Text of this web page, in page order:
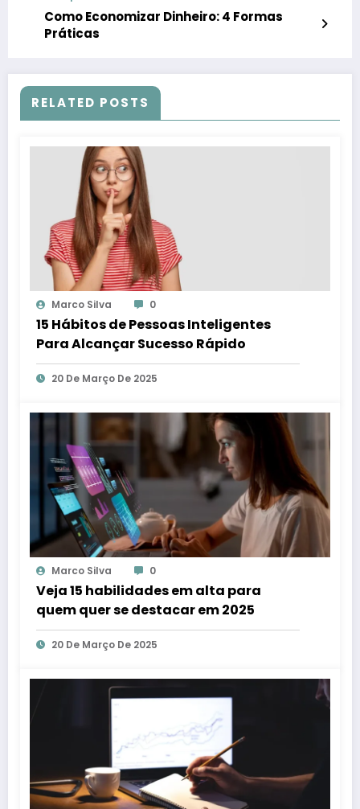
Como Economizar Dinheiro: 4 Formas
Práticas
RELATED POSTS
Marco Silva 0
15 Hábitos de Pessoas Inteligentes
Para Alcançar Sucesso Rápido
20 De Março De 2025
Marco Silva 0
Veja 15 habilidades em alta para
quem quer se destacar em 2025
20 De Março De 2025